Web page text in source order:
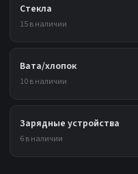
Стекла
15 в наличии
Вата/хлопок
10 в наличии
Зарядные устройства
6 в наличии